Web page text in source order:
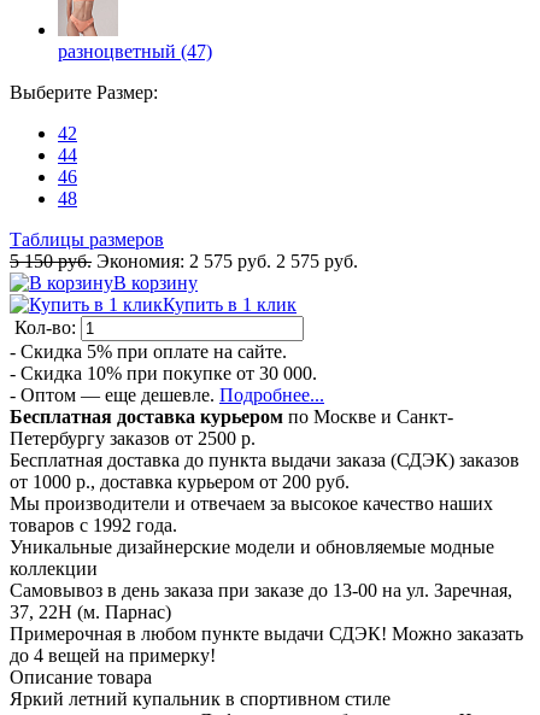
разноцветный (47)
Выберите Размер:
42
44
46
48
Таблицы размеров
5 150 руб. Экономия: 2 575 руб. 2 575 руб.
В корзину
Купить в 1 клик
Кол-во:
- Скидка 5% при оплате на сайте.
- Скидка 10% при покупке от 30 000.
- Оптом — еще дешевле. Подробнее...
Бесплатная доставка курьером по Москве и Санкт-
Петербургу заказов от 2500 р.
Бесплатная доставка до пункта выдачи заказа (СДЭК) заказов
от 1000 р., доставка курьером от 200 руб.
Мы производители и отвечаем за высокое качество наших
товаров с 1992 года.
Уникальные дизайнерские модели и обновляемые модные
коллекции
Самовывоз в день заказа при заказе до 13-00 на ул. Заречная,
37, 22Н (м. Парнас)
Примерочная в любом пункте выдачи СДЭК! Можно заказать
до 4 вещей на примерку!
Описание товара
Яркий летний купальник в спортивном стиле